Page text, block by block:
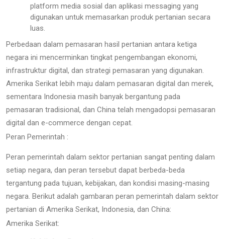
platform media sosial dan aplikasi messaging yang
digunakan untuk memasarkan produk pertanian secara
luas.
Perbedaan dalam pemasaran hasil pertanian antara ketiga
negara ini mencerminkan tingkat pengembangan ekonomi,
infrastruktur digital, dan strategi pemasaran yang digunakan.
Amerika Serikat lebih maju dalam pemasaran digital dan merek,
sementara Indonesia masih banyak bergantung pada
pemasaran tradisional, dan China telah mengadopsi pemasaran
digital dan e-commerce dengan cepat.
Peran Pemerintah :
Peran pemerintah dalam sektor pertanian sangat penting dalam
setiap negara, dan peran tersebut dapat berbeda-beda
tergantung pada tujuan, kebijakan, dan kondisi masing-masing
negara. Berikut adalah gambaran peran pemerintah dalam sektor
pertanian di Amerika Serikat, Indonesia, dan China:
Amerika Serikat: